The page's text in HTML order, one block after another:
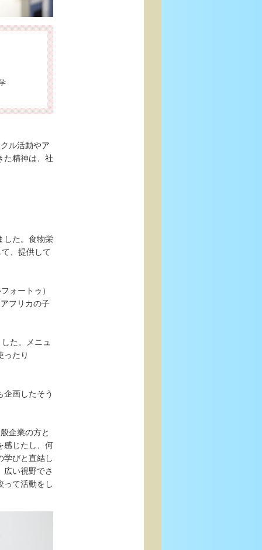
ル活動やア
た精神は、社
した。食物栄
、提供して
ォートゥ）
フリカの子
た。メニュ
ったり
企画したそう
企業の方と
感じたし、何
学びと直結し
広い視野でさ
って活動をし